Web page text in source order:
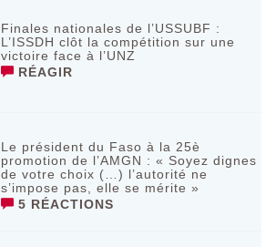
Finales nationales de l’USSUBF :
L’ISSDH clôt la compétition sur une
victoire face à l’UNZ
RÉAGIR
Le président du Faso à la 25è
promotion de l’AMGN : « Soyez dignes
de votre choix (…) l’autorité ne
s’impose pas, elle se mérite »
5 RÉACTIONS